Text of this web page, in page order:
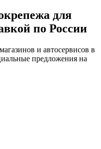
для
по России
и автосервисов в
предложения на